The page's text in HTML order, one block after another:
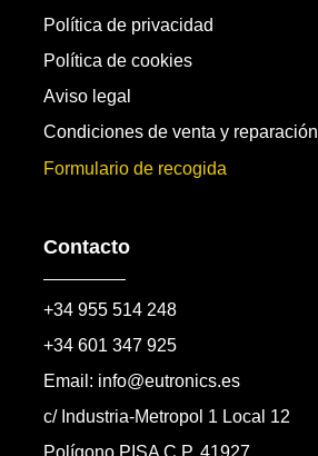
Política de privacidad
Política de cookies
Aviso legal
Condiciones de venta y reparación
Formulario de recogida
Contacto
+34 955 514 248
+34 601 347 925
Email: info@eutronics.es
c/ Industria-Metropol 1 Local 12
Polígono PISA C.P. 41927